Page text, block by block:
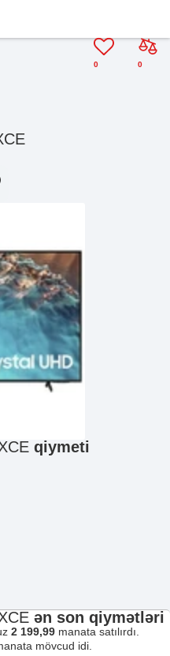
0
0
qiymeti
ən son qiymətləri
2 199,99 manata satılırdı.
mövcud idi.